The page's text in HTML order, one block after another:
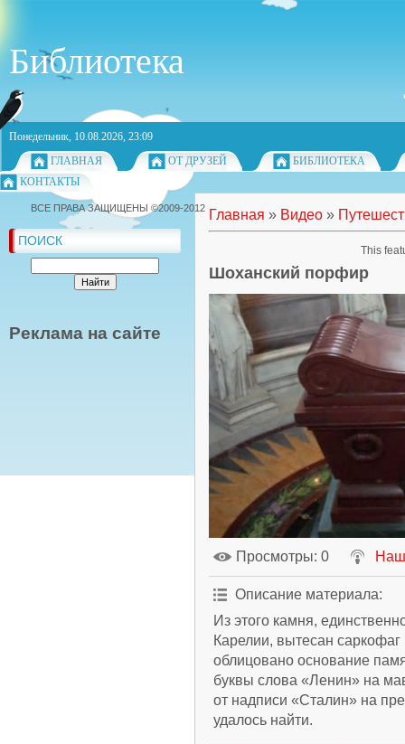
Библиотека
Понедельник, 10.08.2026, 23:09
ГЛАВНАЯ
ОТ ДРУЗЕЙ
БИБЛИОТЕКА
КОНТАКТЫ
ПОИСК
Реклама на сайте
Главная » Видео »
Шоханский порфир
Просмотры: 0
Описание материала:
Из этого камня,
Карелии, вытесан
облицовано основание
буквы слова «Ленин» на
от надписи «Сталин» на
удалось найти.
ВСЕ ПРАВА ЗАЩИЩЕНЫ ©2009-2012
This